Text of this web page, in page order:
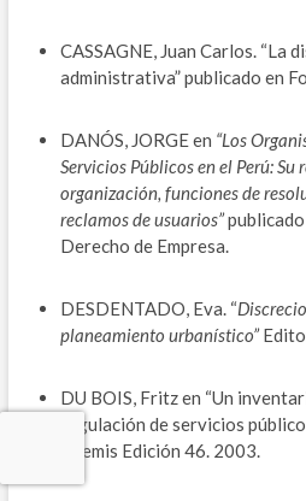
CASSAGNE, Juan Carlos. “La
administrativa” publicado en
DANÓS, JORGE en “Los
Servicios Públicos en el Perú: Su
organización, funciones de
reclamos de usuarios”
Derecho de Empresa.
DESDENTADO, Eva. “
planeamiento urbanístico”
DU BOIS, Fritz en “Un
regulación de servicios
Themis Edición 46. 2003.